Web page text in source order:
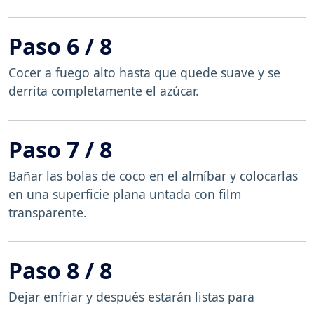
Paso 6 / 8
Cocer a fuego alto hasta que quede suave y se
derrita completamente el azúcar.
Paso 7 / 8
Bañar las bolas de coco en el almíbar y colocarlas
en una superficie plana untada con film
transparente.
Paso 8 / 8
Dejar enfriar y después estarán listas para